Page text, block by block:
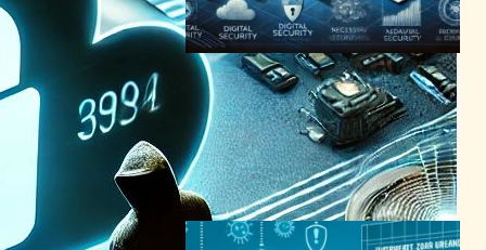
2024年サイバーセキュリテ
ィ戦線: 複雑化する脅威とそ
の対策の必要性
サイバーセキュリティニュース｜
テクノロジーと社会ニュース
2024年2月13日21:44